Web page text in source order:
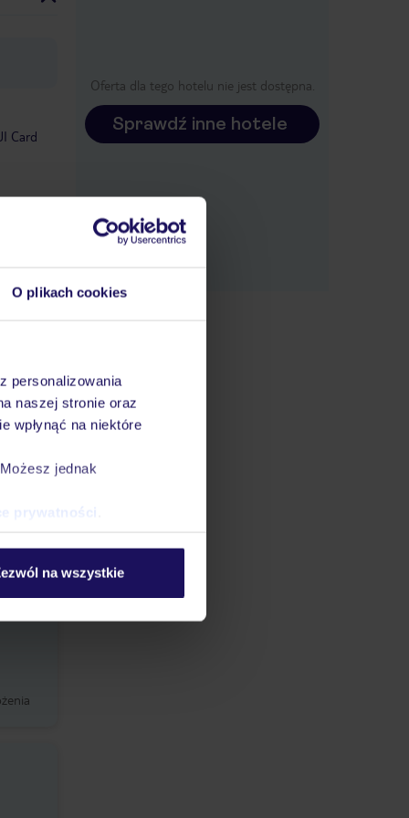
O plikach cookies
personalizowania
naszej stronie oraz
wpłynąć na niektóre
jednak
prywatności
na wszystkie
Card
Oferta dla tego hotelu nie jest dostępna.
Sprawdź inne hotele